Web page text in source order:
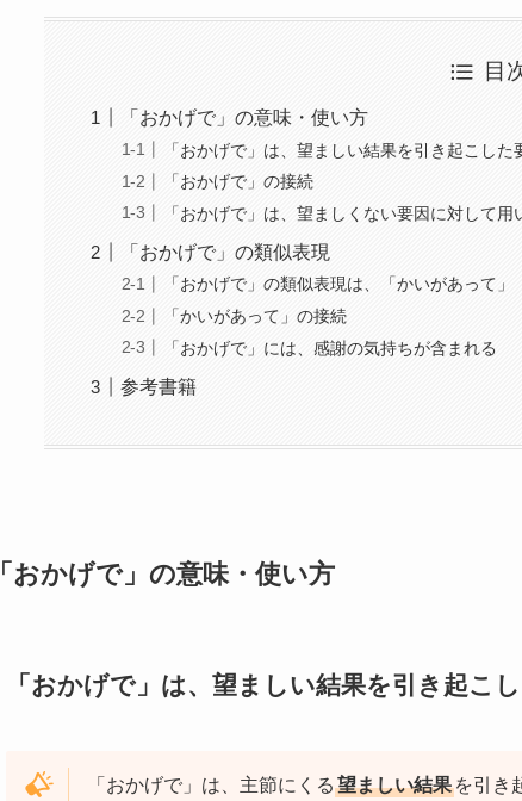
目
「おかげで」の意味・使い方
「おかげで」は、望ましい結果を引き起こした
「おかげで」の接続
「おかげで」は、望ましくない要因に対して用
「おかげで」の類似表現
「おかげで」の類似表現は、「かいがあって」
「かいがあって」の接続
「おかげで」には、感謝の気持ちが含まれる
参考書籍
「おかげで」の意味・使い方
「おかげで」は、望ましい結果を引き起こ
「おかげで」は、主節にくる 望ましい結果 を引き